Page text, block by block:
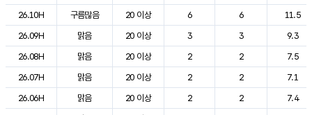
26.10H
구름많음 20 이상 6 6
11.5
26.09H
맑음 20 이상 3 3
9.3
26.08H
맑음 20 이상 2 2
7.5
26.07H
맑음 20 이상 2 2
7.1
26.06H
맑음 20 이상 2 2
7.4